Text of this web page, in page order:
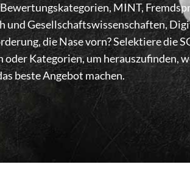
MINT,
und Gesellschaftswissenschaften,
die Nase vorn? Selektiere die
oder Kategorien, um herauszufinden,
beste Angebot machen.